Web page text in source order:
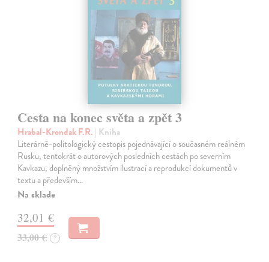
Cesta na konec světa a zpět 3
Hrabal-Krondak F.R. | Kniha
Literárně-politologický cestopis pojednávající o současném reálném
Rusku, tentokrát o autorových posledních cestách po severním
Kavkazu, doplněný množstvím ilustrací a reprodukcí dokumentů v
textu a především…
Na sklade
32,01 €
33,00 € ?